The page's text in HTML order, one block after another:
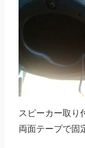
スピーカー取り
両面テープで固